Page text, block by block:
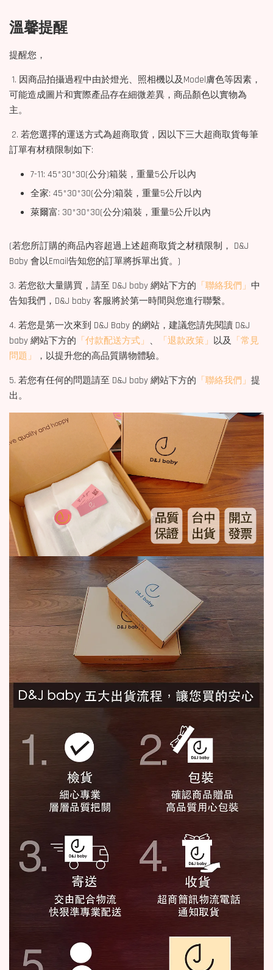
溫馨提醒
提醒您，
1. 因商品拍攝過程中由於燈光、照相機以及Model膚色等因素，
可能造成圖片和實際產品存在細微差異，商品顏色以實物為
主。
2. 若您選擇的運送方式為超商取貨，因以下三大超商取貨每筆
訂單有材積限制如下:
7-11: 45*30*30(公分)箱裝，重量5公斤以內
全家: 45*30*30(公分)箱裝，重量5公斤以內
萊爾富: 30*30*30(公分)箱裝，重量5公斤以內
(若您所訂購的商品內容超過上述超商取貨之材積限制， D&J
Baby 會以Email告知您的訂單將拆單出貨。)
3. 若您欲大量購買，請至 D&J baby 網站下方的 「聯絡我們」 中
告知我們，D&J baby 客服將於第一時間與您進行聯繫。
4. 若您是第一次來到 D&J Baby 的網站，建議您請先閱讀 D&J
baby 網站下方的 「付款配送方式」 、 「退款政策」 以及 「常見
問題」
，以提升您的高品質購物體驗。
5. 若您有任何的問題請至 D&J baby 網站下方的 「聯絡我們」 提
出。